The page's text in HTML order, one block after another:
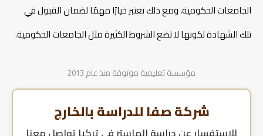
الجامعات الحكومية، ومع ذلك تعتبر خيارًا مهمًا لضمان القبول في
تلك الشهادة لكونها لا تضع الشروط الكثيرة مثل الجامعات الحكومية.
مؤسسة تعليمية موثوقة منذ عام 2013
شركة صفا للدراسة بالخارج